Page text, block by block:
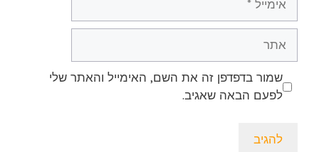
שמור בדפדפן זה את השם, האימייל והאתר שלי
לפעם הבאה שאגיב.